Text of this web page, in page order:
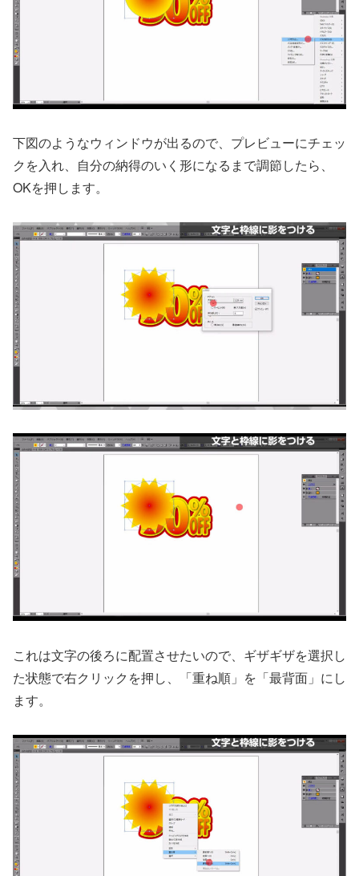
下図のようなウィンドウが出るので、プレビューにチェッ
クを入れ、自分の納得のいく形になるまで調節したら、
OKを押します。
これは文字の後ろに配置させたいので、ギザギザを選択し
た状態で右クリックを押し、「重ね順」を「最背面」にし
ます。